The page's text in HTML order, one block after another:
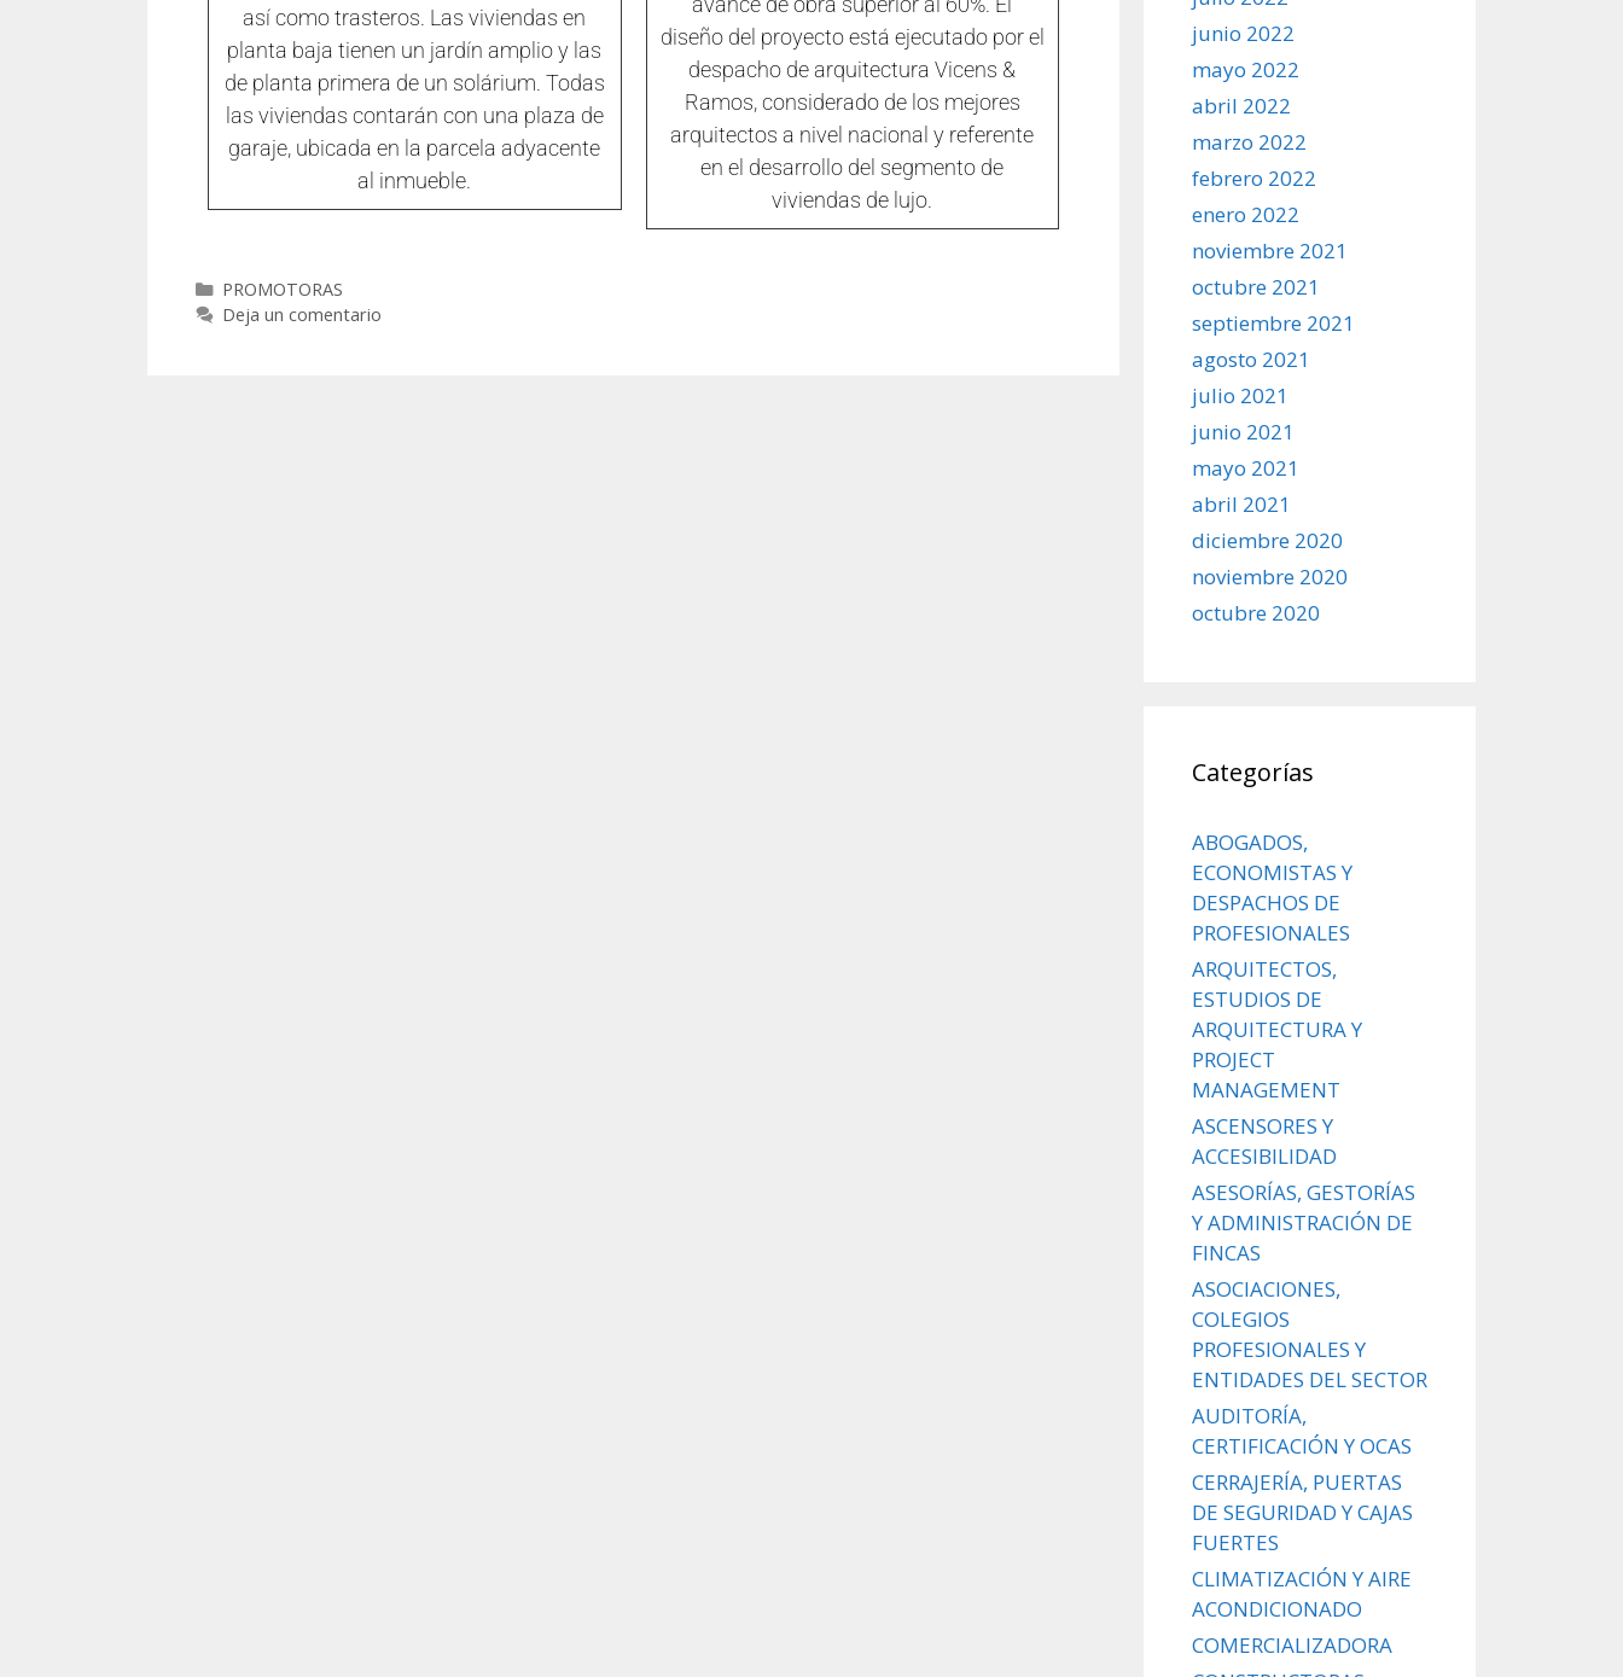
así como trasteros. Las viviendas en
planta baja tienen un jardín amplio y las
de planta primera de un solárium. Todas
las viviendas contarán con una plaza de
garaje, ubicada en la parcela adyacente
al inmueble.
diseño del proyecto está ejecutado por el
despacho de arquitectura Vicens &
Ramos, considerado de los mejores
arquitectos a nivel nacional y referente
en el desarrollo del segmento de
viviendas de lujo.
PROMOTORAS
Deja un comentario
junio 2022
mayo 2022
abril 2022
marzo 2022
febrero 2022
enero 2022
noviembre 2021
octubre 2021
septiembre 2021
agosto 2021
julio 2021
junio 2021
mayo 2021
abril 2021
diciembre 2020
noviembre 2020
octubre 2020
Categorías
ABOGADOS,
ECONOMISTAS Y
DESPACHOS DE
PROFESIONALES
ARQUITECTOS,
ESTUDIOS DE
ARQUITECTURA Y
PROJECT
MANAGEMENT
ASCENSORES Y
ACCESIBILIDAD
ASESORÍAS, GESTORÍAS
Y ADMINISTRACIÓN DE
FINCAS
ASOCIACIONES,
COLEGIOS
PROFESIONALES Y
ENTIDADES DEL SECTOR
AUDITORÍA,
CERTIFICACIÓN Y OCAS
CERRAJERÍA, PUERTAS
DE SEGURIDAD Y CAJAS
FUERTES
CLIMATIZACIÓN Y AIRE
ACONDICIONADO
COMERCIALIZADORA